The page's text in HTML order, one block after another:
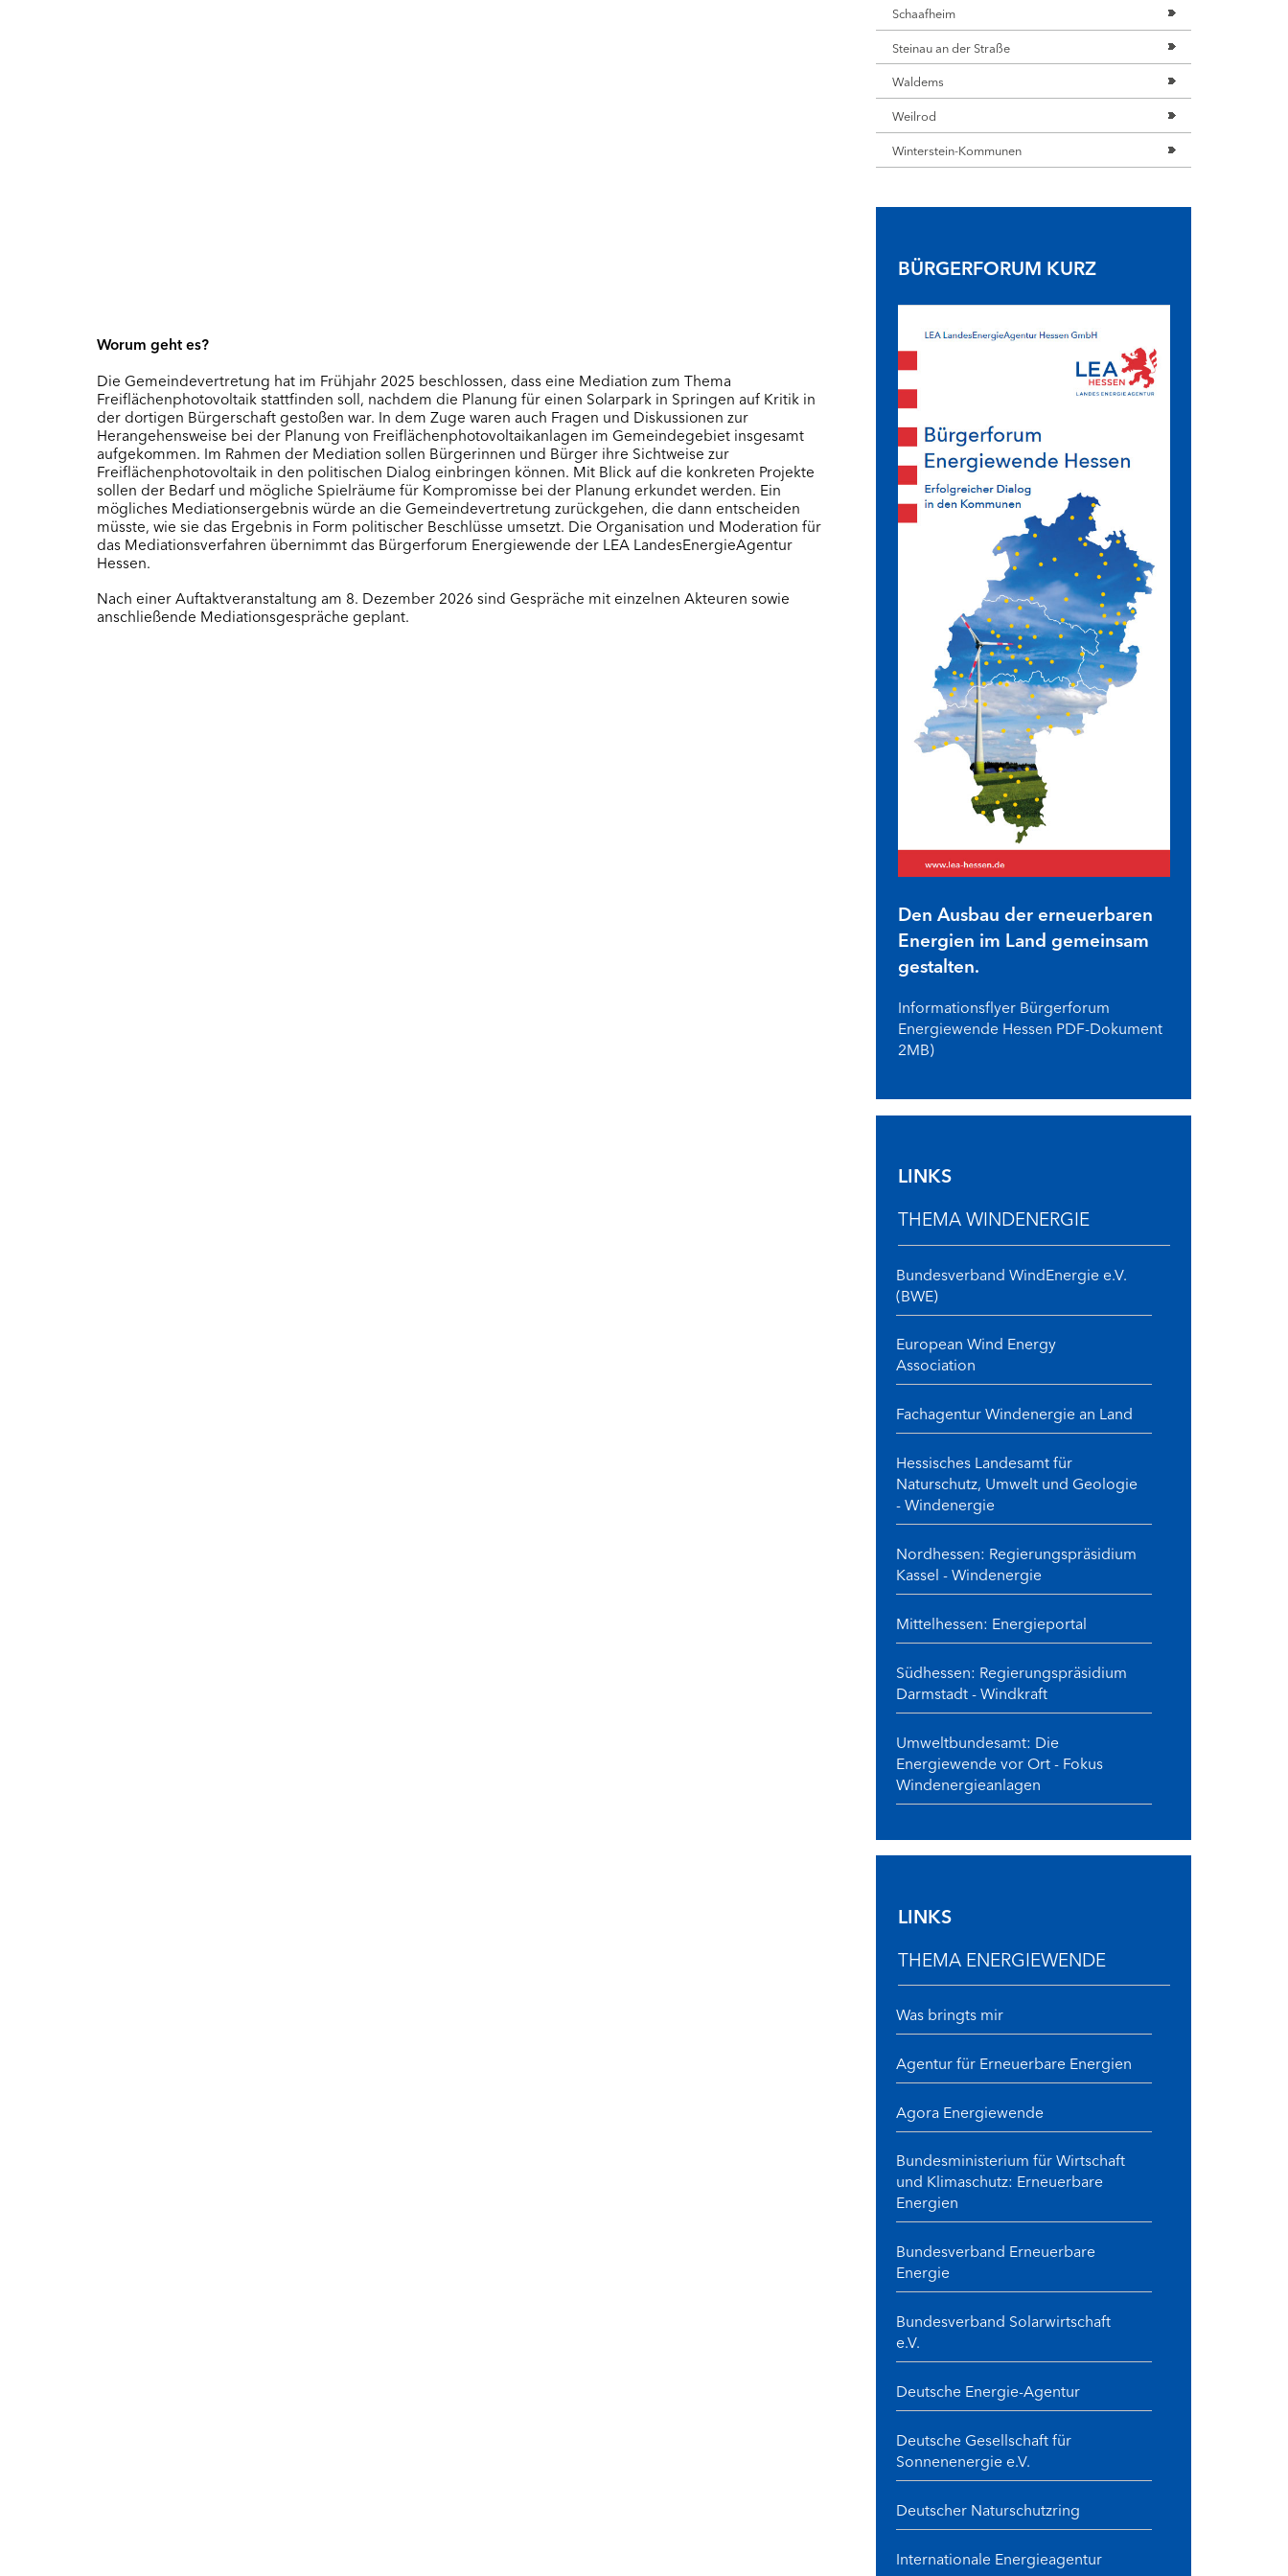
BÜRGERFOREN IN NORDHESSEN (RP KASSEL)
Bad Zwesten
Dankerode
Eiterfeld
Grebenstein
Willingshausen
BÜRGERFOREN IN MITTELHESSEN (RP GIESSEN)
Visualisierung
Schöffengrund
Wettenberg
BÜRGERFOREN IN SÜDHESSEN (RP DARMSTADT)
Kreis Groß-Gerau
Steinau an der Straße
Winterstein-Kommunen
WEITERE KOMMUNEN
Worum geht es?
Die Gemeindevertretung hat im Frühjahr 2025 beschlossen, dass eine Mediation zum Thema
Freiflächenphotovoltaik stattfinden soll, nachdem die Planung für einen Solarpark in Springen auf Kritik in
der dortigen Bürgerschaft gestoßen war. In dem Zuge waren auch Fragen und Diskussionen zur
Herangehensweise bei der Planung von Freiflächenphotovoltaikanlagen im Gemeindegebiet insgesamt
aufgekommen. Im Rahmen der Mediation sollen Bürgerinnen und Bürger ihre Sichtweise zur
Freiflächenphotovoltaik in den politischen Dialog einbringen können. Mit Blick auf die konkreten Projekte
sollen der Bedarf und mögliche Spielräume für Kompromisse bei der Planung erkundet werden. Ein
mögliches Mediationsergebnis würde an die Gemeindevertretung zurückgehen, die dann entscheiden
müsste, wie sie das Ergebnis in Form politischer Beschlüsse umsetzt. Die Organisation und Moderation für
das Mediationsverfahren übernimmt das Bürgerforum Energiewende der LEA LandesEnergieAgentur
Hessen.
Nach einer Auftaktveranstaltung am 8. Dezember 2026 sind Gespräche mit einzelnen Akteuren sowie
anschließende Mediationsgespräche geplant.
Schaafheim
Steinau an der Straße
Waldems
Weilrod
Winterstein-Kommunen
BÜRGERFORUM KURZ
Den Ausbau der erneuerbaren
Energien im Land gemeinsam
gestalten.
Informationsflyer Bürgerforum
Energiewende Hessen PDF-Dokument
2MB)
LINKS
THEMA WINDENERGIE
Bundesverband WindEnergie e.V.
(BWE)
European Wind Energy
Association
Fachagentur Windenergie an Land
Hessisches Landesamt für
Naturschutz, Umwelt und Geologie
- Windenergie
Nordhessen: Regierungspräsidium
Kassel - Windenergie
Mittelhessen: Energieportal
Südhessen: Regierungspräsidium
Darmstadt - Windkraft
Umweltbundesamt: Die
Energiewende vor Ort - Fokus
Windenergieanlagen
LINKS
THEMA ENERGIEWENDE
Was bringts mir
Agentur für Erneuerbare Energien
Agora Energiewende
Bundesministerium für Wirtschaft
und Klimaschutz: Erneuerbare
Energien
Bundesverband Erneuerbare
Energie
Bundesverband Solarwirtschaft
e.V.
Deutsche Energie-Agentur
Deutsche Gesellschaft für
Sonnenenergie e.V.
Deutscher Naturschutzring
Internationale Energieagentur